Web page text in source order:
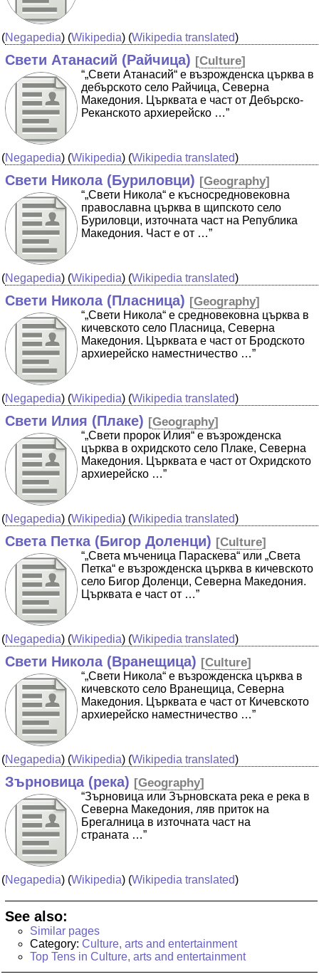
(Negapedia) (Wikipedia) (Wikipedia translated)
Свети Атанасий (Райчица) [Culture]
“„Свети Атанасий“ е възрожденска църква в
дебърското село Райчица, Северна
Македония. Църквата е част от Дебърско-
Реканското архиерейско …”
(Negapedia) (Wikipedia) (Wikipedia translated)
Свети Никола (Буриловци) [Geography]
“„Свети Никола“ е късносредновековна
православна църква в щипското село
Буриловци, източната част на Република
Македония. Част е от …”
(Negapedia) (Wikipedia) (Wikipedia translated)
Свети Никола (Пласница) [Geography]
“„Свети Никола“ е средновековна църква в
кичевското село Пласница, Северна
Македония. Църквата е част от Бродското
архиерейско наместничество …”
(Negapedia) (Wikipedia) (Wikipedia translated)
Свети Илия (Плаке) [Geography]
“„Свети пророк Илия“ е възрожденска
църква в охридското село Плаке, Северна
Македония. Църквата е част от Охридското
архиерейско …”
(Negapedia) (Wikipedia) (Wikipedia translated)
Света Петка (Бигор Доленци) [Culture]
“„Света мъченица Параскева“ или „Света
Петка“ е възрожденска църква в кичевското
село Бигор Доленци, Северна Македония.
Църквата е част от …”
(Negapedia) (Wikipedia) (Wikipedia translated)
Свети Никола (Вранещица) [Culture]
“„Свети Никола“ е възрожденска църква в
кичевското село Вранещица, Северна
Македония. Църквата е част от Кичевското
архиерейско наместничество …”
(Negapedia) (Wikipedia) (Wikipedia translated)
Зърновица (река) [Geography]
“Зърновица или Зърновската река е река в
Северна Македония, ляв приток на
Брегалница в източната част на
страната …”
(Negapedia) (Wikipedia) (Wikipedia translated)
See also:
Similar pages
Category: Culture, arts and entertainment
Top Tens in Culture, arts and entertainment